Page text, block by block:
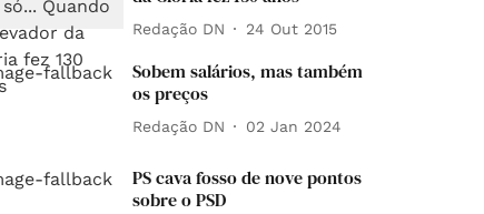
Redação DN 24 Out 2015
Sobem salários, mas também
os preços
Redação DN 02 Jan 2024
PS cava fosso de nove pontos
sobre o PSD